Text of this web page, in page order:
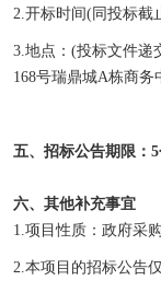
2.开标时间(同投标截
3.地点：(投标文件递
168号瑞鼎城A栋商务
五、 招标公告期限：
六、其他补充事宜
1.项目性质：政府采购
2.本项目的招标公告